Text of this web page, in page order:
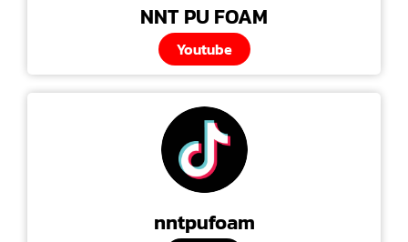
NNT PU FOAM
Youtube
nntpufoam